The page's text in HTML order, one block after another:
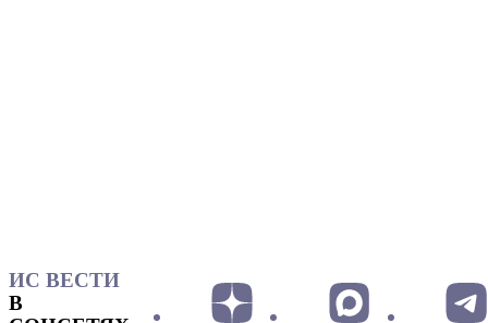
ИС ВЕСТИ
В